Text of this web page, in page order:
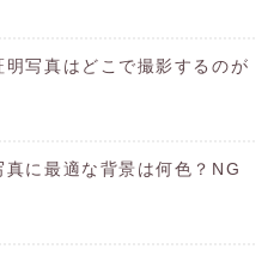
明写真はどこで撮影するのが
真に最適な背景は何色？NG